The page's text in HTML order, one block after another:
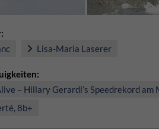
Lisa-Maria Laserer
– Hillary Gerardi’s Speedrekord am
8b+